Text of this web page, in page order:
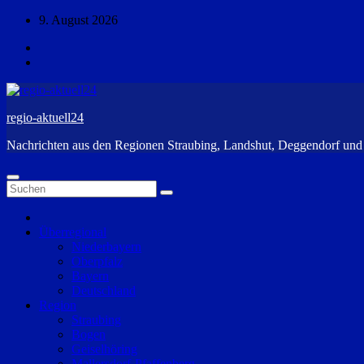
Zum
springen
9. August 2026
regio-aktuell24
Nachrichten aus den Regionen Straubing, Landshut, Deggendorf
Überregional
Niederbayern
Oberpfalz
Bayern
Deutschland
Region
Straubing
Bogen
Geiselhöring